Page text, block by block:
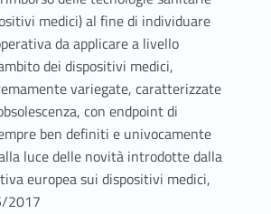
medici) al fine di individuare
da applicare a livello
dei dispositivi medici,
variegate, caratterizzate
con endpoint di
ben definiti e univocamente
luce delle novità introdotte dalla
europea sui dispositivi medici,
2017